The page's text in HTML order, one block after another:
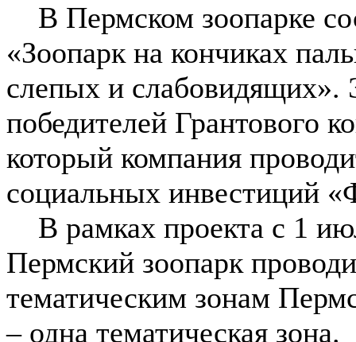
В Пермском зоопарке
«Зоопарк на кончиках
слепых и слабовидящих».
победителей
который компания
социальных инвестиций
В рамках проекта с 1
Пермский зоопарк
тематическим зонам
– одна тематическая зона.